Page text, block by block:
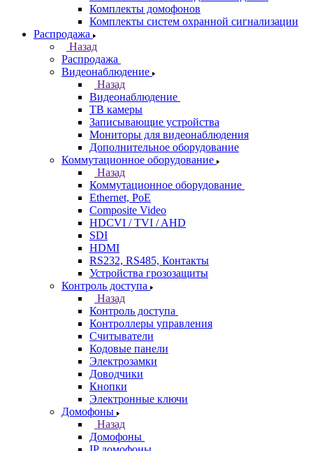
Комплекты домофонов
Комплекты систем охранной сигнализации
Распродажа
Назад
Распродажа
Видеонаблюдение
Назад
Видеонаблюдение
ТВ камеры
Записывающие устройства
Мониторы для видеонаблюдения
Дополнительное оборудование
Коммутационное оборудование
Назад
Коммутационное оборудование
Ethernet, PoE
Composite Video
HDCVI / TVI / AHD
SDI
HDMI
RS232, RS485, Контакты
Устройства грозозащиты
Контроль доступа
Назад
Контроль доступа
Контроллеры управления
Считыватели
Кодовые панели
Электрозамки
Доводчики
Кнопки
Электронные ключи
Домофоны
Назад
Домофоны